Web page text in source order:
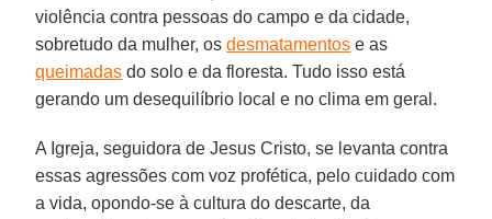
violência contra pessoas do campo e da cidade,
sobretudo da mulher, osdesmatamentos e as
queimadas do solo e da floresta. Tudo isso está
gerando um desequilíbrio local e no clima em geral.
A Igreja, seguidora de Jesus Cristo, se levanta contra
essas agressões com voz profética, pelo cuidado com
a vida, opondo-se à cultura do descarte, da